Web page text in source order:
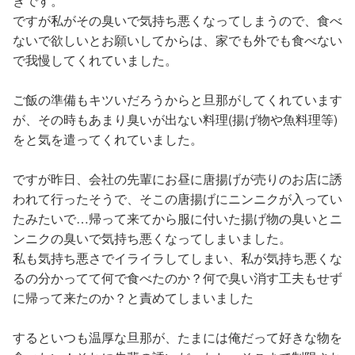
ですが私がその臭いで気持ち悪くなってしまうので、食べ
ないで欲しいとお願いしてからは、家でも外でも食べない
で我慢してくれていました。
ご飯の準備もキツいだろうからと旦那がしてくれています
が、その時もあまり臭いが出ない料理(揚げ物や魚料理等)
をと気を遣ってくれていました。
ですが昨日、会社の先輩にお昼に唐揚げが売りのお店に誘
われて行ったそうで、そこの唐揚げにニンニクが入ってい
たみたいで…帰って来てから服に付いた揚げ物の臭いとニ
ンニクの臭いで気持ち悪くなってしまいました。
私も気持ち悪さでイライラしてしまい、私が気持ち悪くな
るの分かってて何で食べたのか？何で臭い消す工夫もせず
に帰って来たのか？と責めてしまいました
するといつも温厚な旦那が、たまには俺だって好きな物を